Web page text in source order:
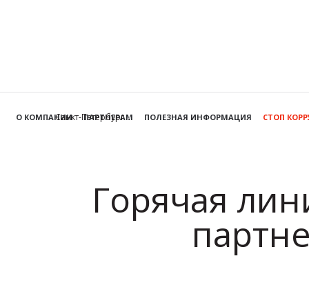
Санкт-Петербург
О КОМПАНИИ ПАРТНЕРАМ ПОЛЕЗНАЯ ИНФОРМАЦИЯ СТОП
Горячая